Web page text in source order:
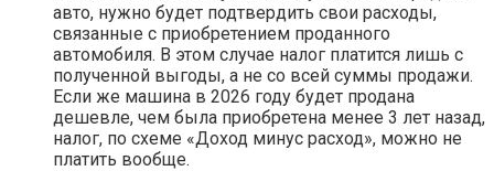
авто, нужно будет подтвердить свои расходы,
связанные с приобретением проданного
автомобиля. В этом случае налог платится лишь с
полученной выгоды, а не со всей суммы продажи.
Если же машина в 2026 году будет продана
дешевле, чем была приобретена менее 3 лет назад,
налог, по схеме «Доход минус расход», можно не
платить вообще.